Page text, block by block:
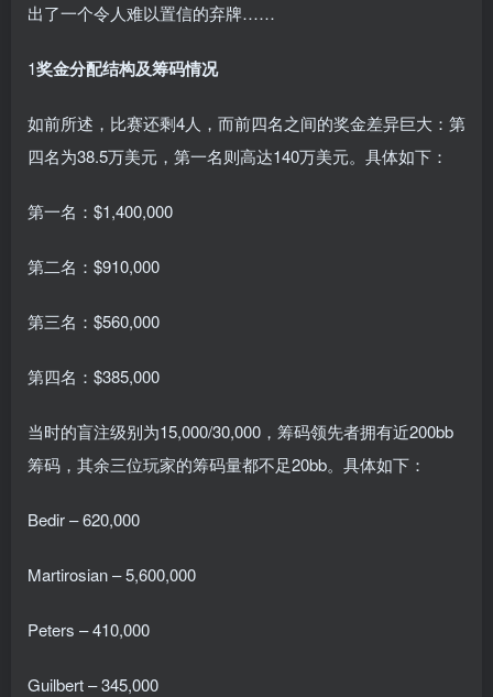
出了一个令人难以置信的弃牌……
1奖金分配结构及筹码情况
如前所述，比赛还剩4人，而前四名之间的奖金差异巨大：第
四名为38.5万美元，第一名则高达140万美元。具体如下：
第一名：$1,400,000
第二名：$910,000
第三名：$560,000
第四名：$385,000
当时的盲注级别为15,000/30,000，筹码领先者拥有近200bb
筹码，其余三位玩家的筹码量都不足20bb。具体如下：
Bedir – 620,000
Martirosian – 5,600,000
Peters – 410,000
Guilbert – 345,000